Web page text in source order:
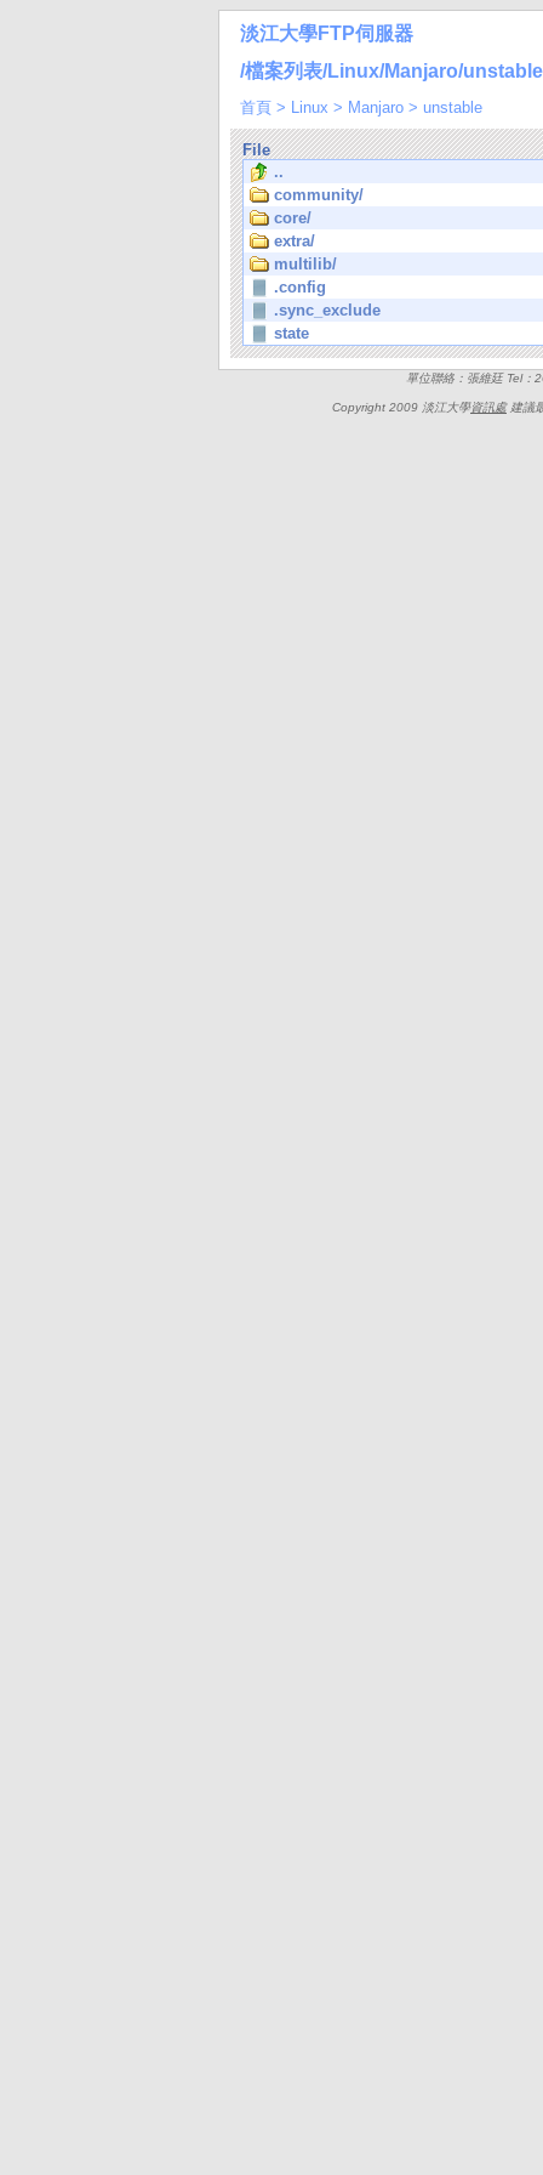
淡江大學FTP伺服器
/檔案列表/Linux/Manjaro/
首頁 > Linux > Manjaro > unstable
File
..
community/
core/
extra/
multilib/
.config
.sync_exclude
state
單位聯絡：張維廷 Tel
Copyright 2009 淡江大學資訊處建議